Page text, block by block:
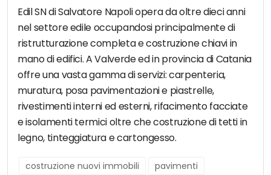
Edil SN di Salvatore Napoli opera da oltre dieci anni
nel settore edile occupandosi principalmente di
ristrutturazione completa e costruzione chiavi in
mano di edifici. A Valverde ed in provincia di Catania
offre una vasta gamma di servizi: carpenteria,
muratura, posa pavimentazioni e piastrelle,
rivestimenti interni ed esterni, rifacimento facciate
e isolamenti termici oltre che costruzione di tetti in
legno, tinteggiatura e cartongesso.
costruzione nuovi immobili pavimenti